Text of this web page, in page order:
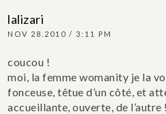
lalizari
NOV 28.2010 / 3:11 PM
coucou !
moi, la femme womanity je la
fonceuse, têtue d’un côté, et
accueillante, ouverte, de l’autre !